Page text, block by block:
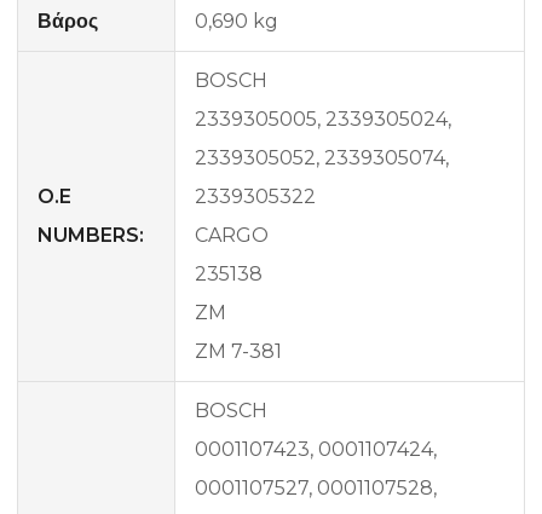
Βάρος 0,690 kg
O.E
NUMBERS:
BOSCH
2339305005, 2339305024,
2339305052, 2339305074,
2339305322
CARGO
235138
ZM
ZM 7-381
BOSCH
0001107423, 0001107424,
0001107527, 0001107528,